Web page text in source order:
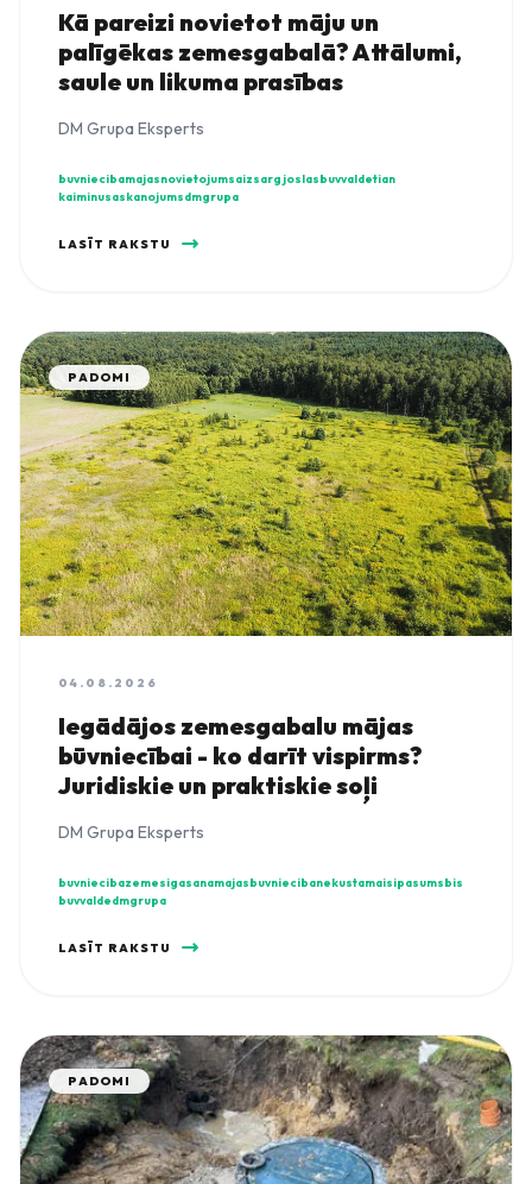
Kā pareizi novietot māju un
palīgēkas zemesgabalā? Attālumi,
saule un likuma prasības
DM Grupa Eksperts
buvniecibamajasnovietojumsaizsargjoslasbuvvaldetian
kaiminusaskanojumsdmgrupa
LASĪT RAKSTU
PADOMI
04.08.2026
Iegādājos zemesgabalu mājas
būvniecībai - ko darīt vispirms?
Juridiskie un praktiskie soļi
DM Grupa Eksperts
buvniecibazemesigasanamajasbuvniecibanekustamaisipasumsbis
buvvaldedmgrupa
LASĪT RAKSTU
PADOMI